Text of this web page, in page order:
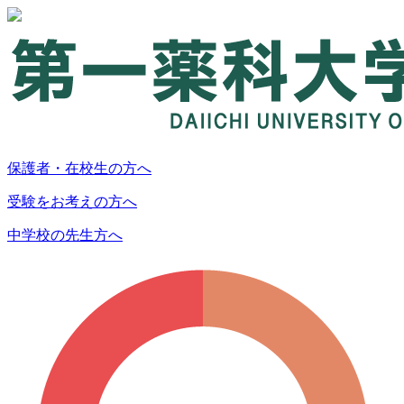
保護者・在校生の方へ
受験をお考えの方へ
中学校の先生方へ